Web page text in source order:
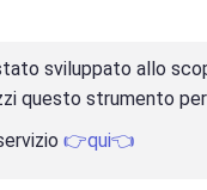
sviluppato allo
questo strumento
👉qui👈